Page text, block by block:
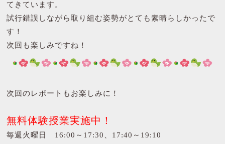
てきています。
試行錯誤しながら取り組む姿勢がとても素晴らしかったで
す！
次回も楽しみですね！
次回のレポートもお楽しみに！
無料体験授業実施中！
毎週火曜日 16:00～17:30、17:40～19:10